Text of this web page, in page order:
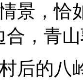
景，恰
，青
后的八